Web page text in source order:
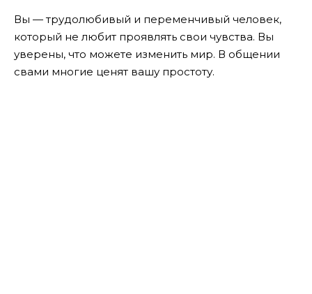
Вы — трудолюбивый и переменчивый человек,
который не любит проявлять свои чувства. Вы
уверены, что можете изменить мир. В общении
свами многие ценят вашу простоту.